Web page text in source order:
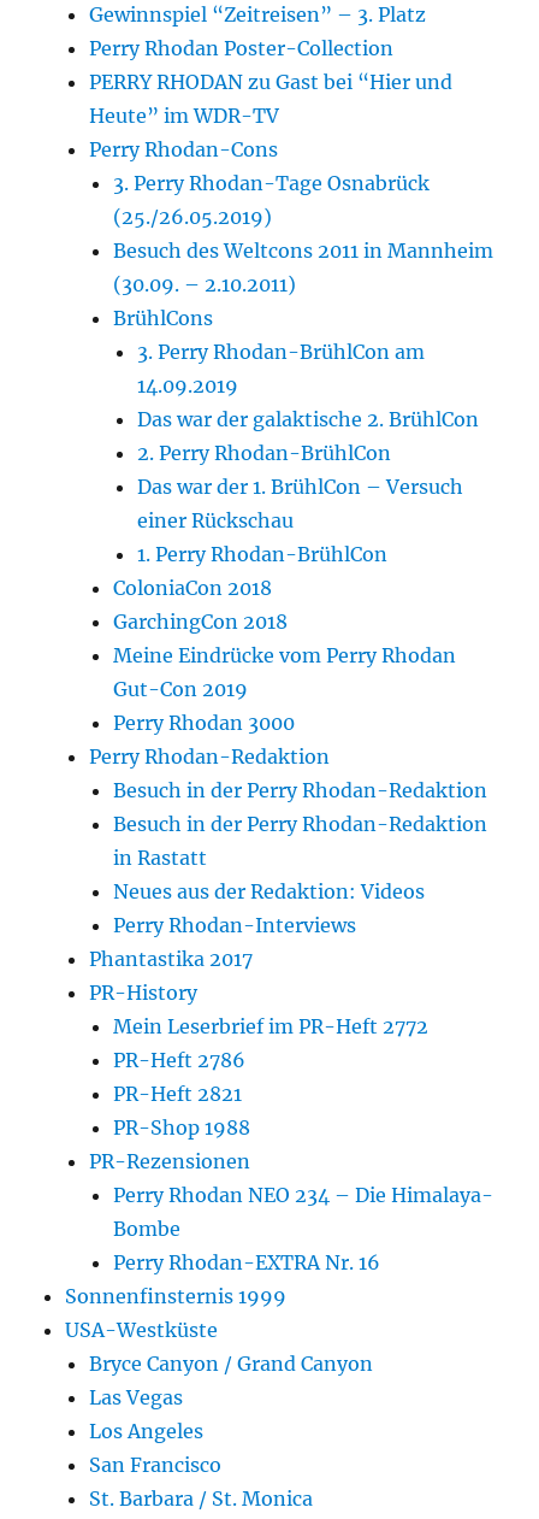
Gewinnspiel “Zeitreisen” – 3. Platz
Perry Rhodan Poster-Collection
PERRY RHODAN zu Gast bei “Hier und
Heute” im WDR-TV
Perry Rhodan-Cons
3. Perry Rhodan-Tage Osnabrück
(25./26.05.2019)
Besuch des Weltcons 2011 in Mannheim
(30.09. – 2.10.2011)
BrühlCons
3. Perry Rhodan-BrühlCon am
14.09.2019
Das war der galaktische 2. BrühlCon
2. Perry Rhodan-BrühlCon
Das war der 1. BrühlCon – Versuch
einer Rückschau
1. Perry Rhodan-BrühlCon
ColoniaCon 2018
GarchingCon 2018
Meine Eindrücke vom Perry Rhodan
Gut-Con 2019
Perry Rhodan 3000
Perry Rhodan-Redaktion
Besuch in der Perry Rhodan-Redaktion
Besuch in der Perry Rhodan-Redaktion
in Rastatt
Neues aus der Redaktion: Videos
Perry Rhodan-Interviews
Phantastika 2017
PR-History
Mein Leserbrief im PR-Heft 2772
PR-Heft 2786
PR-Heft 2821
PR-Shop 1988
PR-Rezensionen
Perry Rhodan NEO 234 – Die Himalaya-
Bombe
Perry Rhodan-EXTRA Nr. 16
Sonnenfinsternis 1999
USA-Westküste
Bryce Canyon / Grand Canyon
Las Vegas
Los Angeles
San Francisco
St. Barbara / St. Monica